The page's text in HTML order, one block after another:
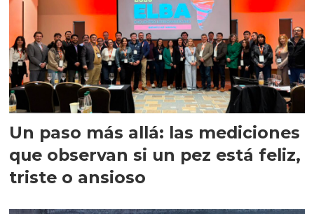
Un paso más allá: las mediciones
que observan si un pez está feliz,
triste o ansioso